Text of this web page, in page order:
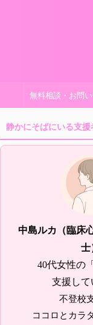
無料相談・お問
静かにそばにいる支援
中島ルカ（臨床
士
40代女性の
支援して
不登校
ココロとカラ